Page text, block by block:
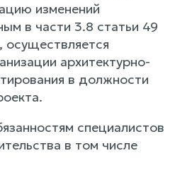
изменений
в части 3.8 статьи 49
осуществляется
архитектурно-
в должности
специалистов
в том числе